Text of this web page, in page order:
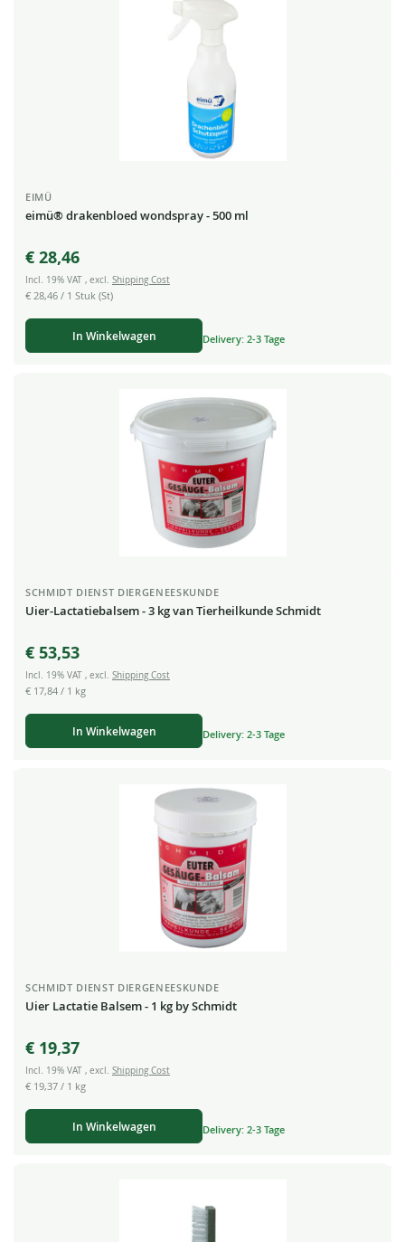
EIMÜ
eimü® drakenbloed wondspray - 500 ml
€ 28,46
Incl. 19% VAT , excl. Shipping Cost
€ 28,46 / 1 Stuk (St)
In Winkelwagen Delivery: 2-3 Tage
SCHMIDT DIENST DIERGENEESKUNDE
Uier-Lactatiebalsem - 3 kg van Tierheilkunde Schmidt
€ 53,53
Incl. 19% VAT , excl. Shipping Cost
€ 17,84 / 1 kg
In Winkelwagen Delivery: 2-3 Tage
SCHMIDT DIENST DIERGENEESKUNDE
Uier Lactatie Balsem - 1 kg by Schmidt
€ 19,37
Incl. 19% VAT , excl. Shipping Cost
€ 19,37 / 1 kg
In Winkelwagen Delivery: 2-3 Tage